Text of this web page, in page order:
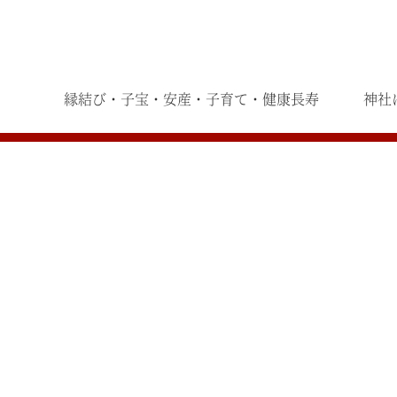
縁結び・子宝・安産・子育て・健康長寿 神社